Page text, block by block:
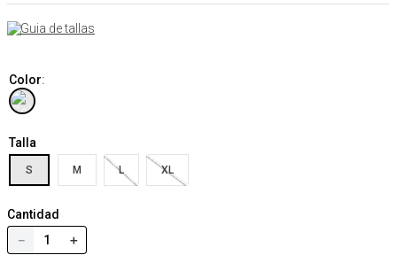
Guia de tallas
Color:
Talla
S M L XL
Cantidad
＋
－